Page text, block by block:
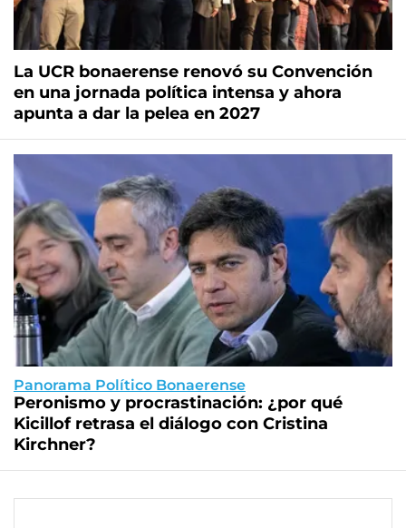
La UCR bonaerense renovó su Convención
en una jornada política intensa y ahora
apunta a dar la pelea en 2027
Panorama Político Bonaerense
Peronismo y procrastinación: ¿por qué
Kicillof retrasa el diálogo con Cristina
Kirchner?